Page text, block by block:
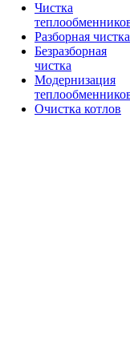
Чистка
Разборная чистка
Безразборная
чистка
Модернизация
Очистка котлов